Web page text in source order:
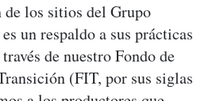
los sitios del Grupo
un respaldo a sus prácticas
de nuestro Fondo de
(FIT, por sus siglas